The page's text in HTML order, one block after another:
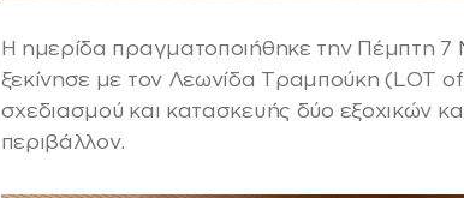
Η ημερίδα πραγματοποιήθηκε την Πέμπτη
ξεκίνησε με τον Λεωνίδα Τραμπούκη (LOT
σχεδιασμού και κατασκευής δύο εξοχικών
περιβάλλον.